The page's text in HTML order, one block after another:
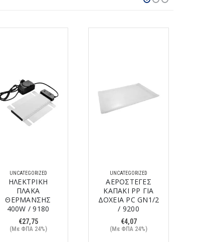
UNCATEGORIZED
ΗΛΕΚΤΡΙΚΗ
ΠΛΑΚΑ
ΘΕΡΜΑΝΣΗΣ
400W / 9180
€27,75
(Με ΦΠΑ 24%)
UNCATEGORIZED
ΑΕΡΟΣΤΕΓΕΣ
ΚΑΠΑΚΙ PP ΓΙΑ
ΔΟΧΕΙΑ PC GN1/2
/ 9200
€4,07
(Με ΦΠΑ 24%)